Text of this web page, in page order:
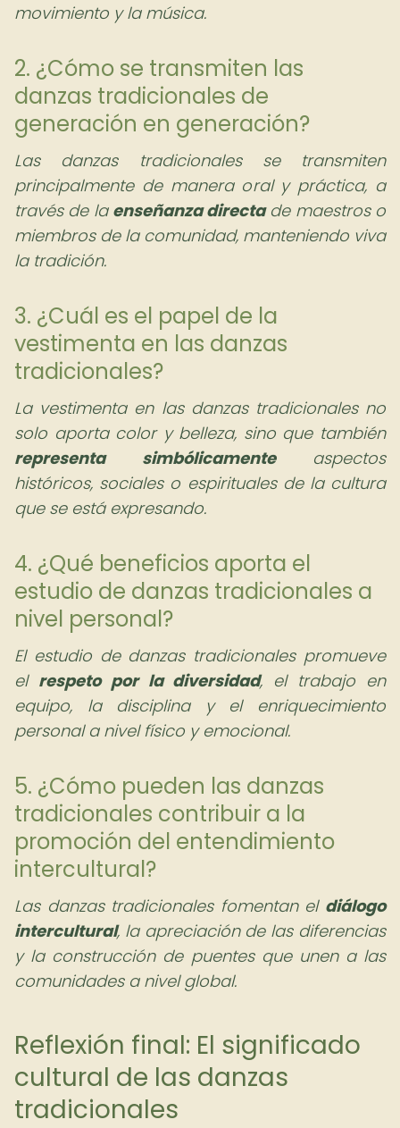
movimiento y la música.
2. ¿Cómo se transmiten las
danzas tradicionales de
generación en generación?
Las danzas tradicionales se transmiten
principalmente de manera oral y práctica, a
través de la enseñanza directade maestros o
miembros de la comunidad, manteniendo viva
la tradición.
3. ¿Cuál es el papel de la
vestimenta en las danzas
tradicionales?
La vestimenta en las danzas tradicionales no
solo aporta color y belleza, sino que también
representa simbólicamenteaspectos
históricos, sociales o espirituales de la cultura
que se está expresando.
4. ¿Qué beneficios aporta el
estudio de danzas tradicionales a
nivel personal?
El estudio de danzas tradicionales promueve
el respeto por la diversidad, el trabajo en
equipo, la disciplina y el enriquecimiento
personal a nivel físico y emocional.
5. ¿Cómo pueden las danzas
tradicionales contribuir a la
promoción del entendimiento
intercultural?
Las danzas tradicionales fomentan el diálogo
intercultural, la apreciación de las diferencias
y la construcción de puentes que unen a las
comunidades a nivel global.
Reflexión final: El significado
cultural de las danzas
tradicionales